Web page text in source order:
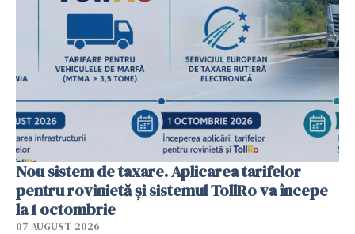
Nou sistem de taxare. Aplicarea tarifelor
pentru rovinietă şi sistemul TollRo va începe
la 1 octombrie
07 AUGUST 2026